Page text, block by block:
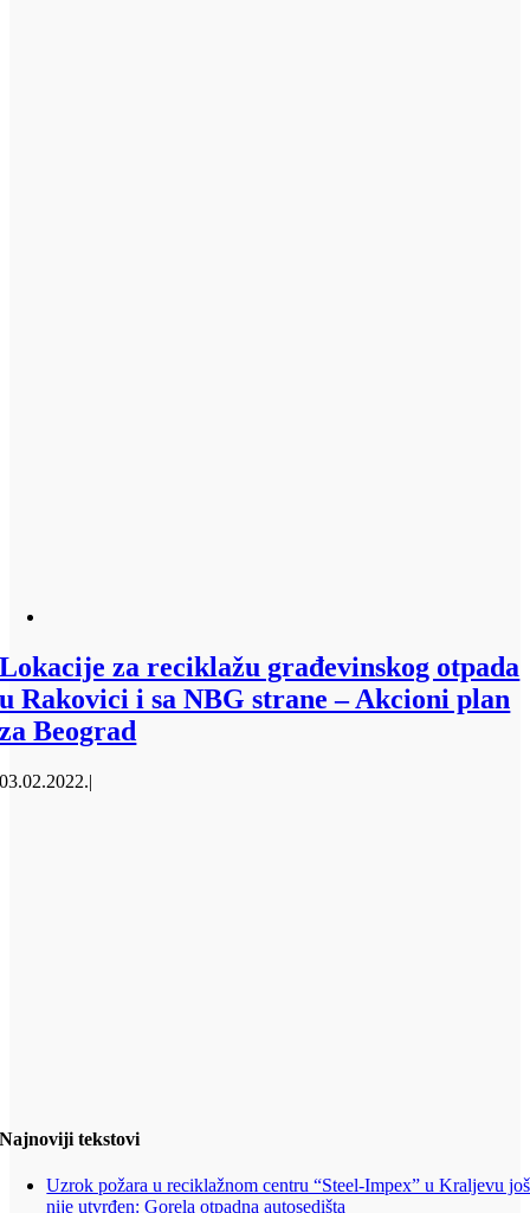
Lokacije za reciklažu građevinskog otpada
u Rakovici i sa NBG strane – Akcioni plan
za Beograd
03.02.2022.|
Najnoviji tekstovi
Uzrok požara u reciklažnom centru “Steel-Impex” u Kraljevu još
nije utvrđen: Gorela otpadna autosedišta